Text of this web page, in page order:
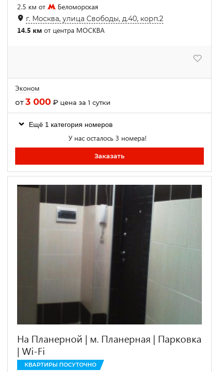
2.5 км от Беломорская
г. Москва, улица Свободы, д.40, корп.2
14.5 км от центра МОСКВА
Эконом
от3 000 ₽ цена за 1 сутки
Ещё 1 категория номеров
У нас осталось 3 номера!
Заказать
На Планерной | м. Планерная | Парковка
| Wi-Fi
КВАРТИРЫ ПОСУТОЧНО